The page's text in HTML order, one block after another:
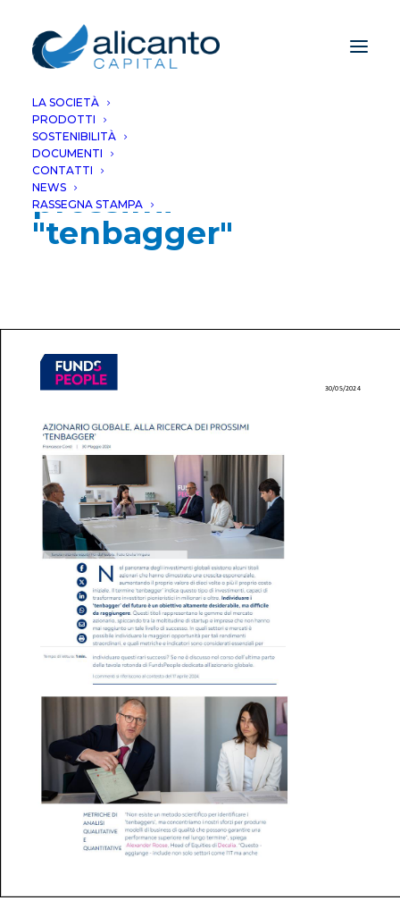
LA SOCIETÀ
PRODOTTI
SOSTENIBILITÀ
DOCUMENTI
CONTATTI
NEWS
RASSEGNA STAMPA
Azionario globale,
alla ricerca dei
prossimi
"tenbagger"